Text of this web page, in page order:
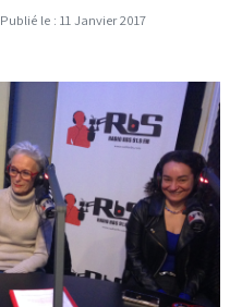
Publié le : 11 Janvier 2017